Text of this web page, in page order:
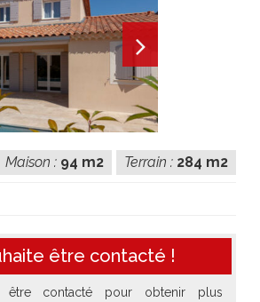
Terrain : 284 m2
Maison : 94 m2
être contacté !
être contacté pour obtenir plus